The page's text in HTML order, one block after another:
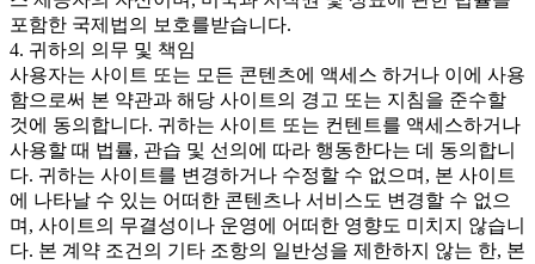
포함한 국제법의 보호를받습니다.
4. 귀하의 의무 및 책임
사용자는 사이트 또는 모든 콘텐츠에 액세스 하거나 이에 사용
함으로써 본 약관과 해당 사이트의 경고 또는 지침을 준수할
것에 동의합니다. 귀하는 사이트 또는 컨텐트를 액세스하거나
사용할 때 법률, 관습 및 선의에 따라 행동한다는 데 동의합니
다. 귀하는 사이트를 변경하거나 수정할 수 없으며, 본 사이트
에 나타날 수 있는 어떠한 콘텐츠나 서비스도 변경할 수 없으
며, 사이트의 무결성이나 운영에 어떠한 영향도 미치지 않습니
다. 본 계약 조건의 기타 조항의 일반성을 제한하지 않는 한, 본